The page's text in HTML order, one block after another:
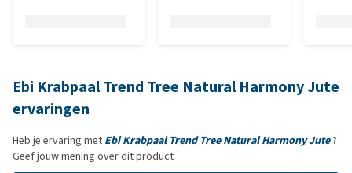
Ebi Krabpaal Trend Tree Natural Harmony Jute
ervaringen
Heb je ervaring met Ebi Krabpaal Trend Tree Natural Harmony Jute?
Geef jouw mening over dit product